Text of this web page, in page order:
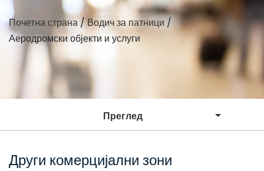
Почетна страна/Водич за патници/
Аеродромски објекти и услуги
Преглед
Други комерцијални зони